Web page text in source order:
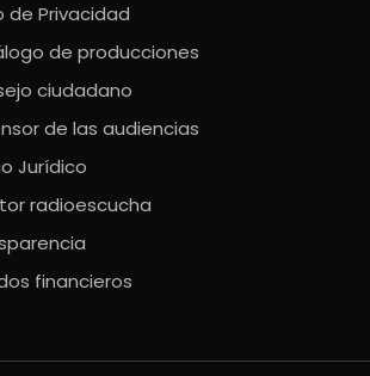
de Privacidad
de producciones
ciudadano
de las audiencias
Jurídico
radioescucha
financieros